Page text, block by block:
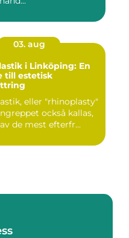
03. aug
i Linköping: En
till estetisk
eller "rhinoplasty"
också kallas,
de mest efterfr...